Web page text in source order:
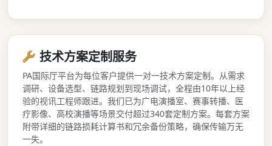
技术方案定制服务
PA国际厅平台为每位客户提供一对一技术方案定制。从需求
调研、设备选型、链路规划到现场调试，全程由10年以上经
验的视讯工程师跟进。我们已为广电演播室、赛事转播、医
疗影像、高校演播等场景交付超过340套定制方案。每套方案
附带详细的链路损耗计算书和冗余备份策略，确保传输万无
一失。